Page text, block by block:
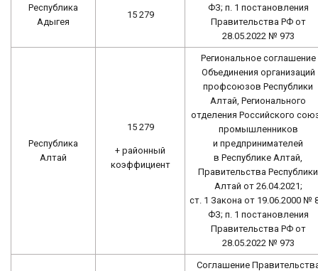
Республика
Адыгея
15 279
ФЗ; п. 1 постановления
Правительства РФ от
28.05.2022 № 973
Республика
Алтай
15 279
+ районный
коэффициент
Региональное соглашение
Объединения организаций
профсоюзов Республики
Алтай, Регионального
отделения Российского
промышленников
и предпринимателей
в Республике Алтай,
Правительства Республики
Алтай от 26.04.2021;
ст. 1 Закона от 19.06.2000 №
ФЗ; п. 1 постановления
Правительства РФ от
28.05.2022 № 973
Соглашение